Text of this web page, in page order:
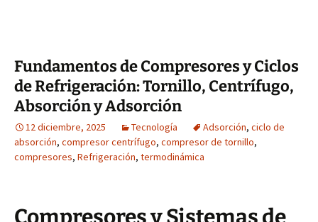
Fundamentos de Compresores y Ciclos
de Refrigeración: Tornillo, Centrífugo,
Absorción y Adsorción
12 diciembre, 2025 Tecnología Adsorción, ciclo de
absorción, compresor centrífugo, compresor de tornillo,
compresores, Refrigeración, termodinámica